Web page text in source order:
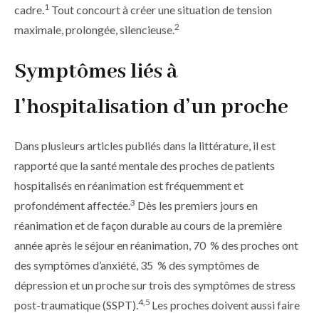
cadre.1 Tout concourt à créer une situation de tension
maximale, prolongée, silencieuse.2
Symptômes liés à
l’hospitalisation d’un proche
Dans plusieurs articles publiés dans la littérature, il est
rapporté que la santé mentale des proches de patients
hospitalisés en réanimation est fréquemment et
profondément affectée.3 Dès les premiers jours en
réanimation et de façon durable au cours de la première
année après le séjour en réanimation, 70 % des proches ont
des symptômes d’anxiété, 35 % des symptômes de
dépression et un proche sur trois des symptômes de stress
post-traumatique (SSPT).4,5 Les proches doivent aussi faire